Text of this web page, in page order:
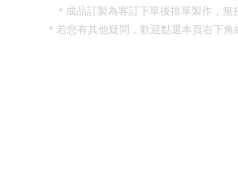
＊成品訂製為客訂下單後排單製作，無
＊若您有其他疑問，歡迎點選本頁右下